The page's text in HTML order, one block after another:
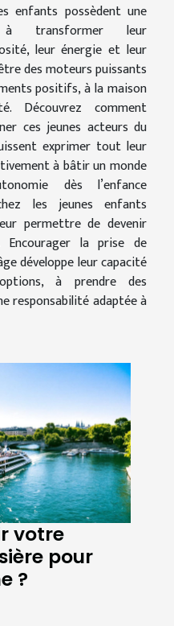
enfants possèdent une
à transformer leur
leur énergie et leur
des moteurs puissants
positifs, à la maison
Découvrez comment
ces jeunes acteurs du
exprimer tout leur
à bâtir un monde
dès l’enfance
les jeunes enfants
permettre de devenir
Encourager la prise de
développe leur capacité
à prendre des
responsabilité adaptée à
votre
pour
?